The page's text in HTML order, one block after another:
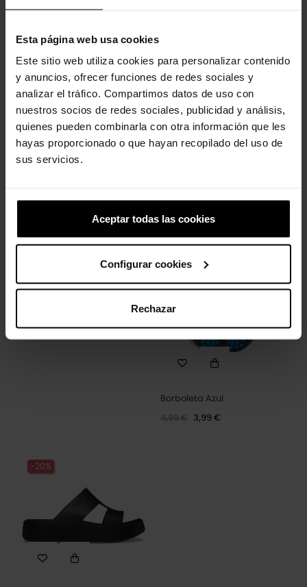
Esta página web usa cookies
Este sitio web utiliza cookies para personalizar contenido
y anuncios, ofrecer funciones de redes sociales y
analizar el tráfico. Compartimos datos de uso con
nuestros socios de redes sociales, publicidad y análisis,
quienes pueden combinarla con otra información que les
hayas proporcionado o que hayan recopilado del uso de
sus servicios.
Aceptar todas las cookies
Configurar cookies
Rechazar
produto também compraram:
-30%
Tamancos Mary Jane
-20%
Flor iridiscente azul oscuro
4,99 € 3,99 €
Borboleta Azul
4,99 € 3,99 €
-20%